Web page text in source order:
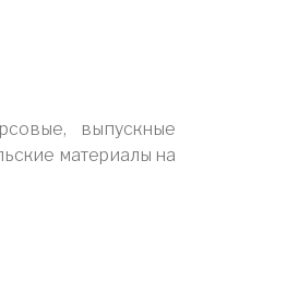
выпускные
материалы на